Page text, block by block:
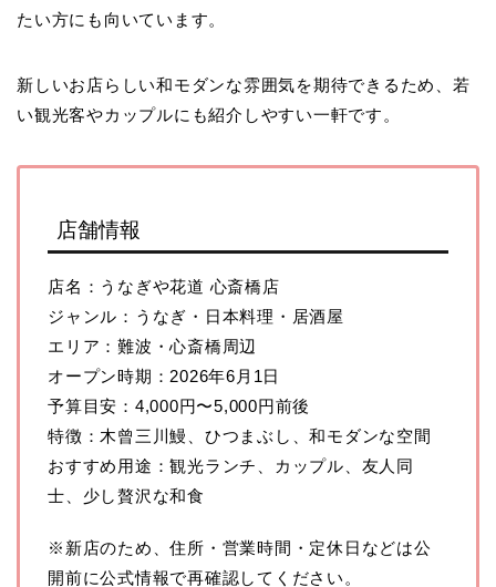
たい方にも向いています。
新しいお店らしい和モダンな雰囲気を期待できるため、若
い観光客やカップルにも紹介しやすい一軒です。
店舗情報
店名：うなぎや花道 心斎橋店
ジャンル：うなぎ・日本料理・居酒屋
エリア：難波・心斎橋周辺
オープン時期：2026年6月1日
予算目安：4,000円〜5,000円前後
特徴：木曾三川鰻、ひつまぶし、和モダンな空間
おすすめ用途：観光ランチ、カップル、友人同
士、少し贅沢な和食
※新店のため、住所・営業時間・定休日などは公
開前に公式情報で再確認してください。